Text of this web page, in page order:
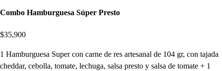
Combo Hamburguesa Súper Presto
$35,900
1 Hamburguesa Super con carne de res artesanal de 104 gr, con tajada
cheddar, cebolla, tomate, lechuga, salsa presto y salsa de tomate + 1